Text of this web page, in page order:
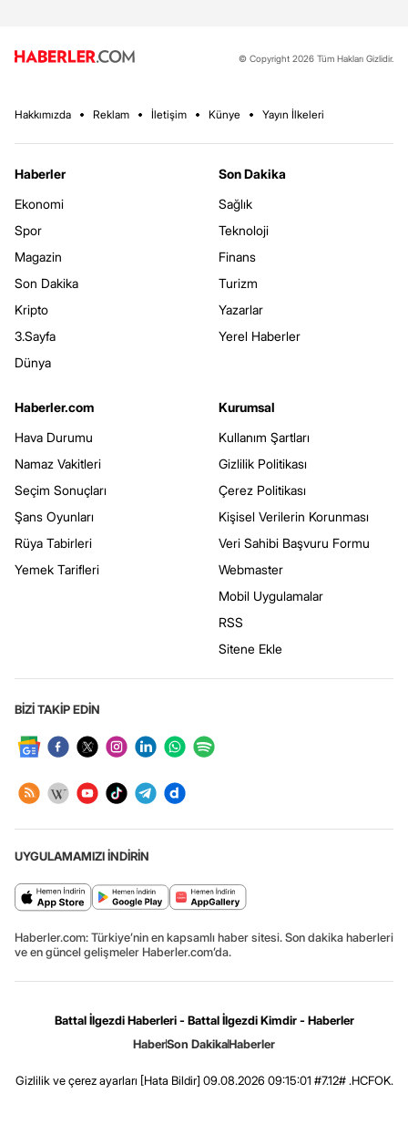
© Copyright 2026 Tüm Hakları Gizlidir.
Hakkımızda Reklam İletişim Künye Yayın İlkeleri
Haberler
Ekonomi
Spor
Magazin
Son Dakika
Kripto
3.Sayfa
Dünya
Son Dakika
Sağlık
Teknoloji
Finans
Turizm
Yazarlar
Yerel Haberler
Haberler.com
Hava Durumu
Namaz Vakitleri
Seçim Sonuçları
Şans Oyunları
Rüya Tabirleri
Yemek Tarifleri
Kurumsal
Kullanım Şartları
Gizlilik Politikası
Çerez Politikası
Kişisel Verilerin Korunması
Veri Sahibi Başvuru Formu
Webmaster
Mobil Uygulamalar
RSS
Sitene Ekle
BİZİ TAKİP EDİN
UYGULAMAMIZI İNDİRİN
Haberler.com: Türkiye’nin en kapsamlı haber sitesi. Son dakika haberleri
ve en güncel gelişmeler Haberler.com’da.
Battal İlgezdi Haberleri - Battal İlgezdi Kimdir - Haberler
HaberSon DakikaHaberler
Gizlilik ve çerez ayarları [Hata Bildir] 09.08.2026 09:15:01 #7.12# .HCFOK.